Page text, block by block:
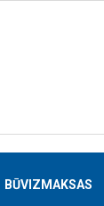
BŪVIZMAKSAS